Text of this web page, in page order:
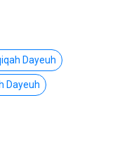
Dayeuh
Dayeuh